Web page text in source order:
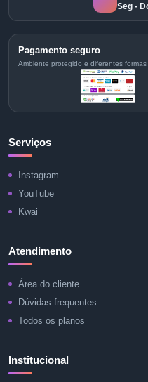
Seg -
Pagamento seguro
Ambiente protegido e diferentes formas
Serviços
Instagram
YouTube
Kwai
Atendimento
Área do cliente
Dúvidas frequentes
Todos os planos
Institucional